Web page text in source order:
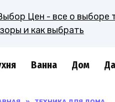
Ванна Дом